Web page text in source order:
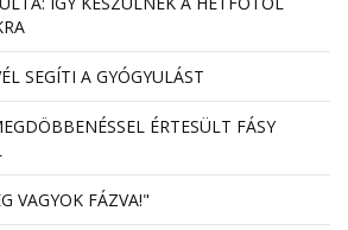
SEGÍTI A GYÓGYULÁST
ÉRTESÜLT FÁSY
VAGYOK FÁZVA!"